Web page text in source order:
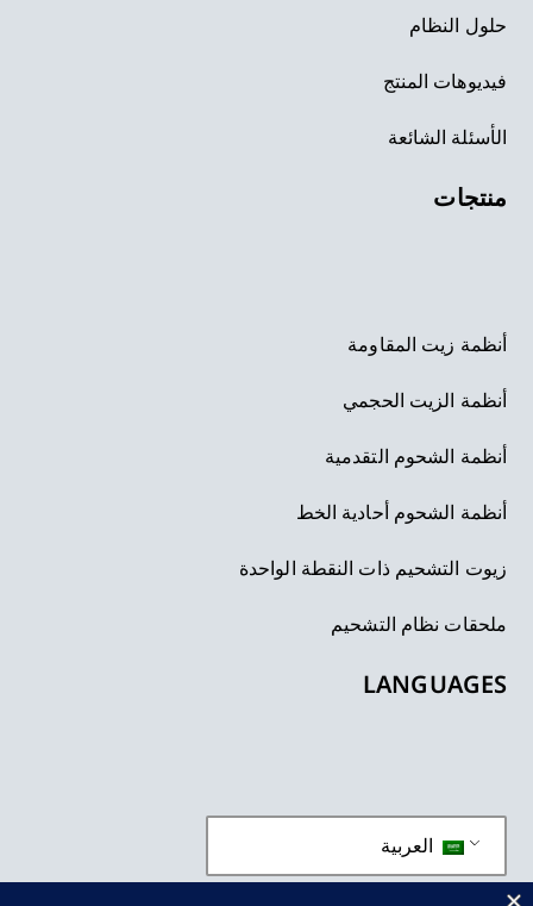
حلول النظام
فيديوهات المنتج
الأسئلة الشائعة
منتجات
أنظمة زيت المقاومة
أنظمة الزيت الحجمي
أنظمة الشحوم التقدمية
أنظمة الشحوم أحادية الخط
زيوت التشحيم ذات النقطة الواحدة
ملحقات نظام التشحيم
LANGUAGES
العربية